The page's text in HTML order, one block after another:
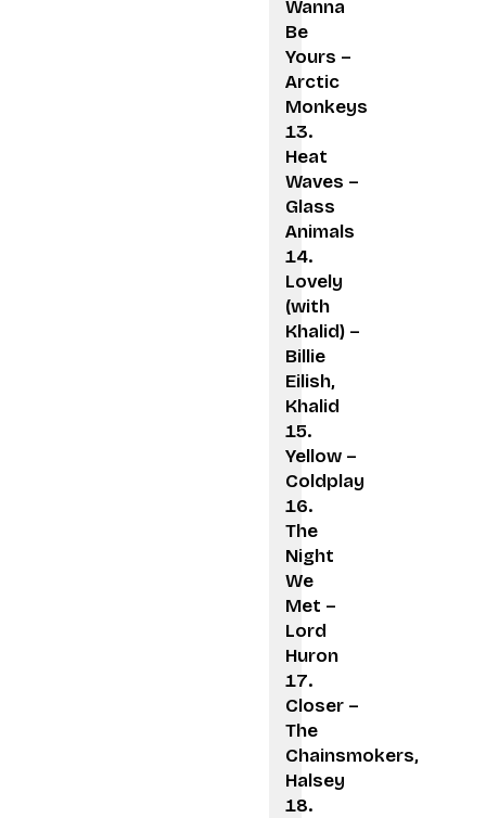
Wanna
Be
Yours –
Arctic
Monkeys
Heat
Waves –
Glass
Animals
Lovely
(with
Khalid) –
Billie
Eilish,
Khalid
Yellow –
Coldplay
The
Night
We
Met –
Lord
Huron
Closer –
The
Chainsmokers,
Halsey